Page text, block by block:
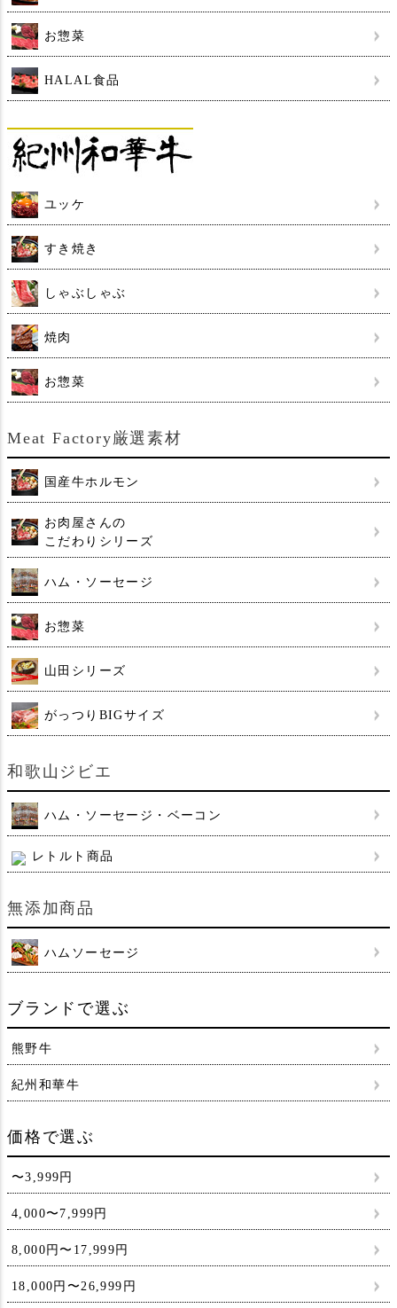
お惣菜
HALAL食品
ユッケ
すき焼き
しゃぶしゃぶ
焼肉
お惣菜
Meat Factory厳選素材
国産牛ホルモン
お肉屋さんの
こだわりシリーズ
ハム・ソーセージ
お惣菜
山田シリーズ
がっつりBIGサイズ
和歌山ジビエ
ハム・ソーセージ・ベーコン
レトルト商品
無添加商品
ハムソーセージ
ブランドで選ぶ
熊野牛
紀州和華牛
価格で選ぶ
〜3,999円
4,000〜7,999円
8,000円〜17,999円
18,000円〜26,999円